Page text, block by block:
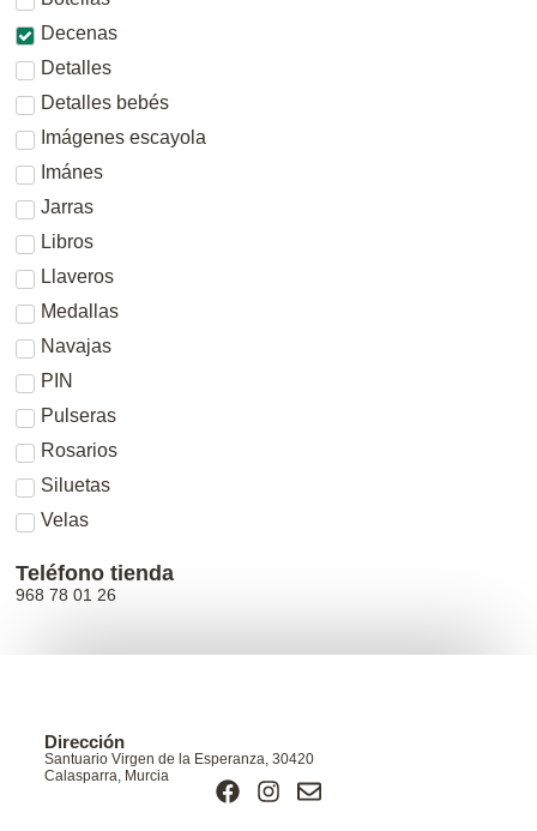
Decenas
Detalles
Detalles bebés
Imágenes escayola
Imánes
Jarras
Libros
Llaveros
Medallas
Navajas
PIN
Pulseras
Rosarios
Siluetas
Velas
Teléfono tienda
968 78 01 26
Dirección
Santuario Virgen de la Esperanza, 30420
Calasparra, Murcia